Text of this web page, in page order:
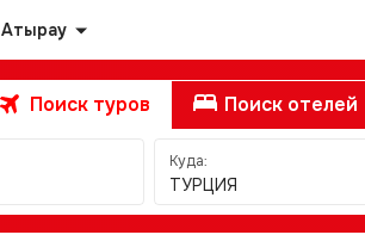
Атырау
Поиск туров Поиск отелей
Куда:
ТУРЦИЯ